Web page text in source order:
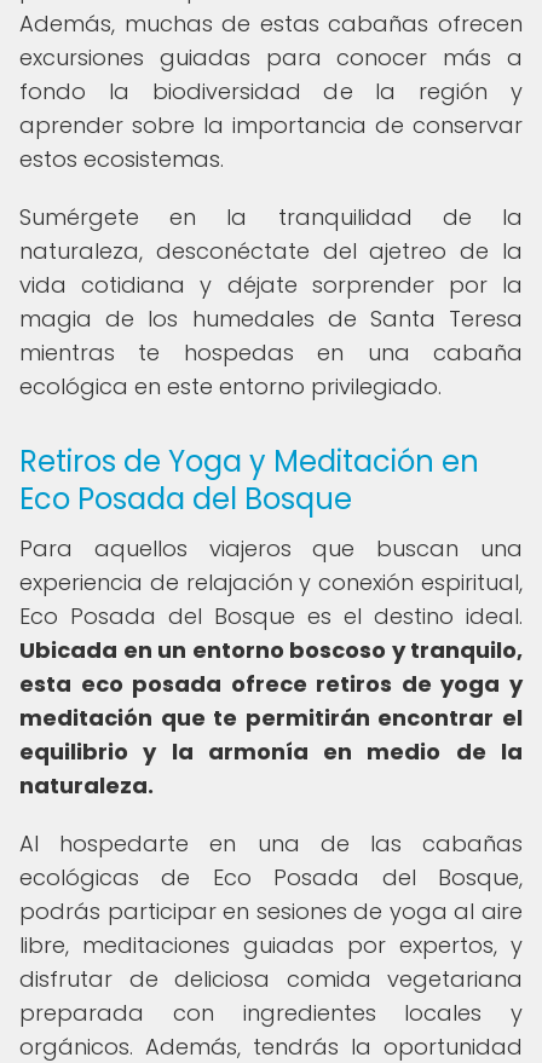
Además, muchas de estas cabañas ofrecen
excursiones guiadas para conocer más a
fondo la biodiversidad de la región y
aprender sobre la importancia de conservar
estos ecosistemas.
Sumérgete en la tranquilidad de la
naturaleza, desconéctate del ajetreo de la
vida cotidiana y déjate sorprender por la
magia de los humedales de Santa Teresa
mientras te hospedas en una cabaña
ecológica en este entorno privilegiado.
Retiros de Yoga y Meditación en
Eco Posada del Bosque
Para aquellos viajeros que buscan una
experiencia de relajación y conexión espiritual,
Eco Posada del Bosque es el destino ideal.
Ubicada en un entorno boscoso y tranquilo,
esta eco posada ofrece retiros de yoga y
meditación que te permitirán encontrar el
equilibrio y la armonía en medio de la
naturaleza.
Al hospedarte en una de las cabañas
ecológicas de Eco Posada del Bosque,
podrás participar en sesiones de yoga al aire
libre, meditaciones guiadas por expertos, y
disfrutar de deliciosa comida vegetariana
preparada con ingredientes locales y
orgánicos. Además, tendrás la oportunidad